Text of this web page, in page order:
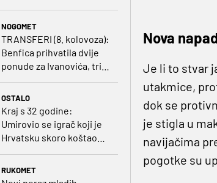
zadužio dres Plavih!
NOGOMET
TRANSFERI (8. kolovoza):
Benfica prihvatila dvije
ponude za Ivanovića, tri
OSTALO
Kraj s 32 godine:
Umirovio se igrač koji je
Hrvatsku skoro koštao
RUKOMET
Nova
Je li to stvar
utakmice,
dok se
je stigla u
navijačima
pogotke su